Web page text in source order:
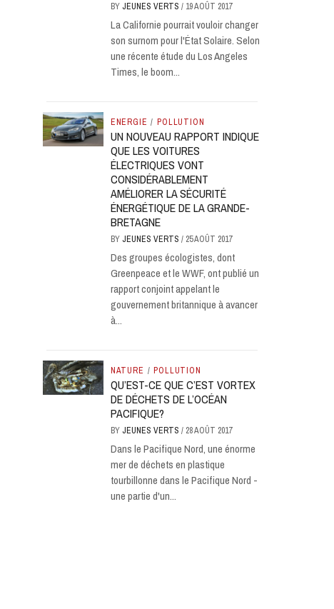
BY JEUNES VERTS / 19 AOÛT 2017
La Californie pourrait vouloir changer
son surnom pour l'État Solaire. Selon
une récente étude du Los Angeles
Times, le boom...
ENERGIE / POLLUTION
UN NOUVEAU RAPPORT INDIQUE
QUE LES VOITURES
ÉLECTRIQUES VONT
CONSIDÉRABLEMENT
AMÉLIORER LA SÉCURITÉ
ÉNERGÉTIQUE DE LA GRANDE-
BRETAGNE
BY JEUNES VERTS / 25 AOÛT 2017
Des groupes écologistes, dont
Greenpeace et le WWF, ont publié un
rapport conjoint appelant le
gouvernement britannique à avancer
à...
NATURE / POLLUTION
QU’EST-CE QUE C’EST VORTEX
DE DÉCHETS DE L’OCÉAN
PACIFIQUE?
BY JEUNES VERTS / 28 AOÛT 2017
Dans le Pacifique Nord, une énorme
mer de déchets en plastique
tourbillonne dans le Pacifique Nord -
une partie d'un...